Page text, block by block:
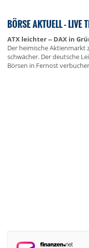
BÖRSE AKTUELL - LIVE
ATX leichter -- DAX in
Der heimische Aktienmarkt
schwächer. Der deutsche
Börsen in Fernost